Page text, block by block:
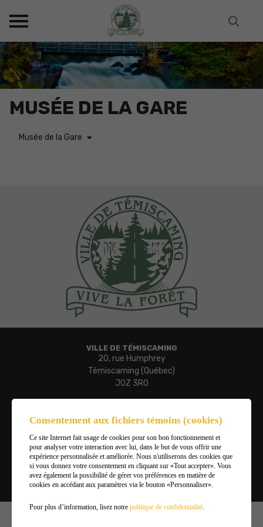
MUSÉE DE LA GARE
Musée de la Gare
Consentement aux fichiers témoins (cookies)
Ce site Internet fait usage de cookies pour son bon fonctionnement et
pour analyser votre interaction avec lui, dans le but de vous offrir une
expérience personnalisée et améliorée. Nous n'utiliserons des cookies que
si vous donnez votre consentement en cliquant sur «Tout accepter». Vous
avez également la possibilité de gérer vos préférences en matière de
cookies en accédant aux paramètres via le bouton «Personnaliser».
Pour plus d’information, lisez notre politique de confidentialité.
VILLE DE TÉMISCAMING
20, rue Humphrey
Témiscaming (Québec)
J0Z 3R0
819 627-3273
819 627-3019
Courriel :
ville.temiscaming@temiscaming.net
Gérer mes témoins (cookies)